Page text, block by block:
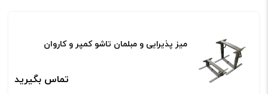
میز پذیرایی و مبلمان تاشو کمپر و کاروان
تماس بگیرید